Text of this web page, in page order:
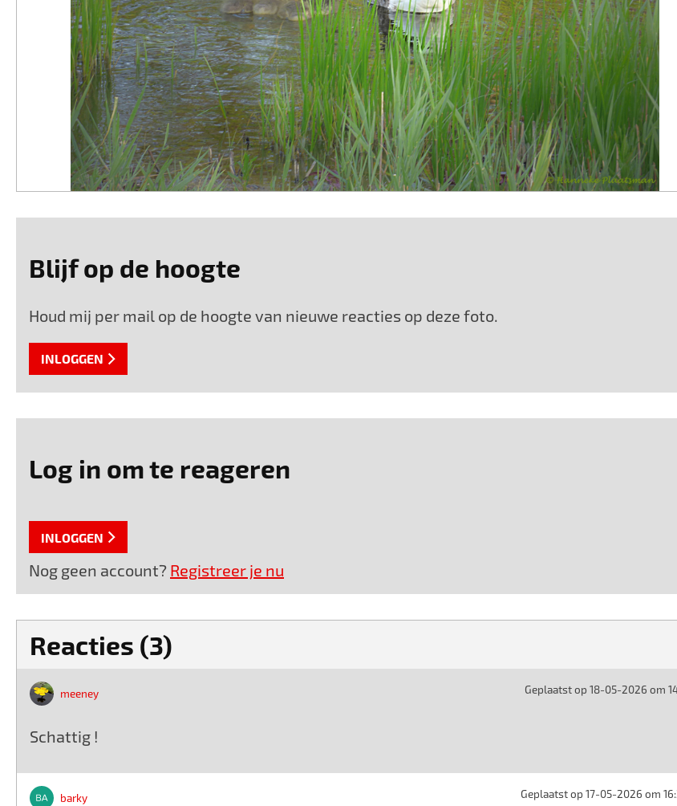
Blijf op de hoogte
Houd mij per mail op de hoogte van nieuwe reacties op deze foto.
INLOGGEN
Log in om te reageren
INLOGGEN
Nog geen account? Registreer je nu
Reacties (3)
meeney Geplaatst op 18-05-2026 om
Schattig !
barky Geplaatst op 17-05-2026 om